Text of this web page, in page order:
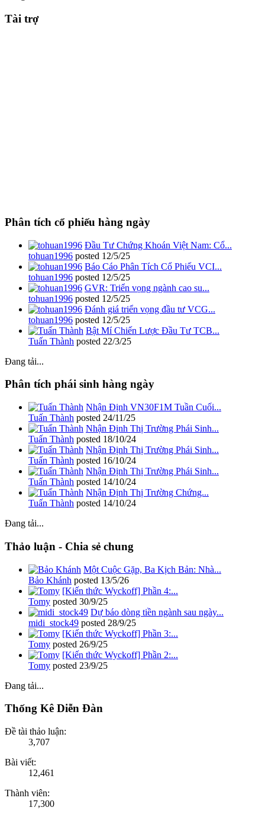
Tài trợ
Phân tích cổ phiếu hàng ngày
Đầu Tư Chứng Khoán Việt Nam: Cổ...
tohuan1996 posted 12/5/25
Báo Cáo Phân Tích Cổ Phiếu VCI...
tohuan1996 posted 12/5/25
GVR: Triển vọng ngành cao su...
tohuan1996 posted 12/5/25
Đánh giá triển vọng đầu tư VCG...
tohuan1996 posted 12/5/25
Bật Mí Chiến Lược Đầu Tư TCB...
Tuấn Thành posted 22/3/25
Đang tải...
Phân tích phái sinh hàng ngày
Nhận Định VN30F1M Tuần Cuối...
Tuấn Thành posted 24/11/25
Nhận Định Thị Trường Phái Sinh...
Tuấn Thành posted 18/10/24
Nhận Định Thị Trường Phái Sinh...
Tuấn Thành posted 16/10/24
Nhận Định Thị Trường Phái Sinh...
Tuấn Thành posted 14/10/24
Nhận Định Thị Trường Chứng...
Tuấn Thành posted 14/10/24
Đang tải...
Thảo luận - Chia sẻ chung
Một Cuộc Gặp, Ba Kịch Bản: Nhà...
Bảo Khánh posted 13/5/26
[Kiến thức Wyckoff] Phần 4:...
Tomy posted 30/9/25
Dự báo dòng tiền ngành sau ngày...
midi_stock49 posted 28/9/25
[Kiến thức Wyckoff] Phần 3:...
Tomy posted 26/9/25
[Kiến thức Wyckoff] Phần 2:...
Tomy posted 23/9/25
Đang tải...
Thống Kê Diễn Đàn
Đề tài thảo luận:
3,707
Bài viết:
12,461
Thành viên:
17,300